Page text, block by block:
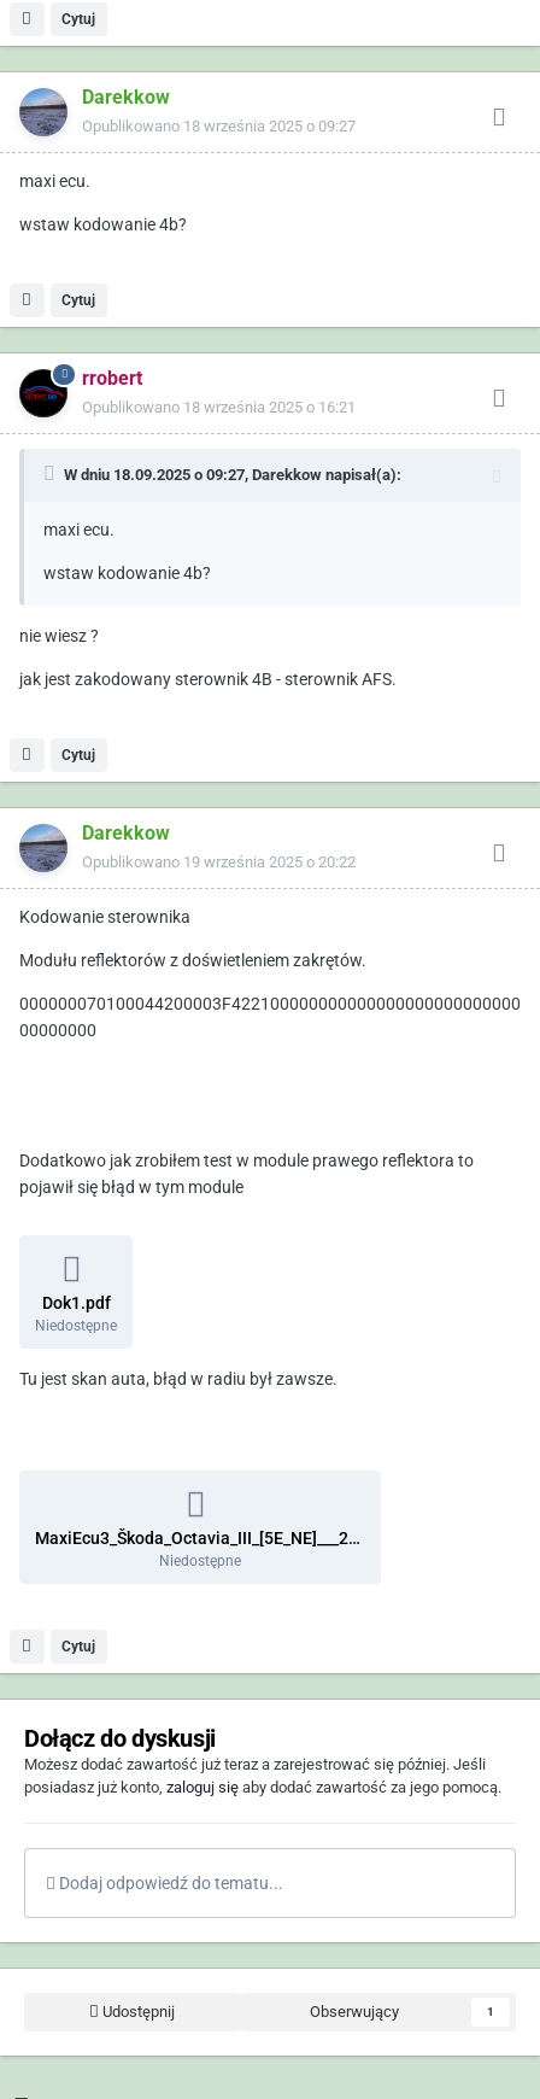
Cytuj
Darekkow
Opublikowano 18 września 2025 o 09:27
maxi ecu.
wstaw kodowanie 4b?
Cytuj
rrobert
Opublikowano 18 września 2025 o 16:21
W dniu 18.09.2025 o 09:27, Darekkow napisał(a):
maxi ecu.
wstaw kodowanie 4b?
nie wiesz ?
jak jest zakodowany sterownik 4B - sterownik AFS.
Cytuj
Darekkow
Opublikowano 19 września 2025 o 20:22
Kodowanie sterownika
Modułu reflektorów z doświetleniem zakrętów.
000000070100044200003F422100000000000000000000000000
00000000
Dodatkowo jak zrobiłem test w module prawego reflektora to
pojawił się błąd w tym module
Dok1.pdf
Niedostępne
Tu jest skan auta, błąd w radiu był zawsze.
MaxiEcu3_Škoda_Octavia_III_[5E_NE]___2025_09_19__21_20_08 skan.pdf
Niedostępne
Cytuj
Dołącz do dyskusji
Możesz dodać zawartość już teraz a zarejestrować się później. Jeśli
posiadasz już konto, zaloguj się aby dodać zawartość za jego pomocą.
Dodaj odpowiedź do tematu...
Udostępnij Obserwujący 1